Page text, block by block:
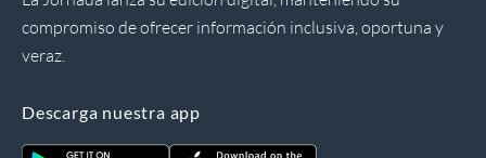
compromiso de ofrecer información inclusiva, oportuna y
veraz.
Descarga nuestra app